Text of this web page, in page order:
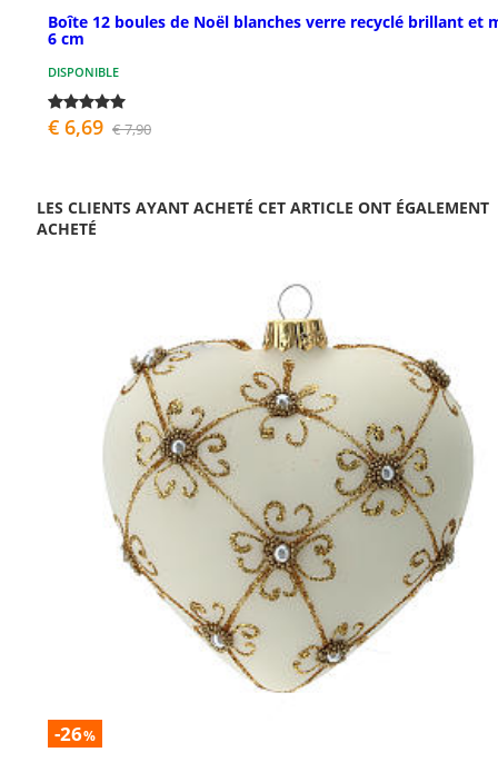
Boîte 12 boules de Noël blanches verre recyclé brillant et
6 cm
DISPONIBLE
€ 6,69 € 7,90
LES CLIENTS AYANT ACHETÉ CET ARTICLE ONT ÉGALEMENT
ACHETÉ
-26%